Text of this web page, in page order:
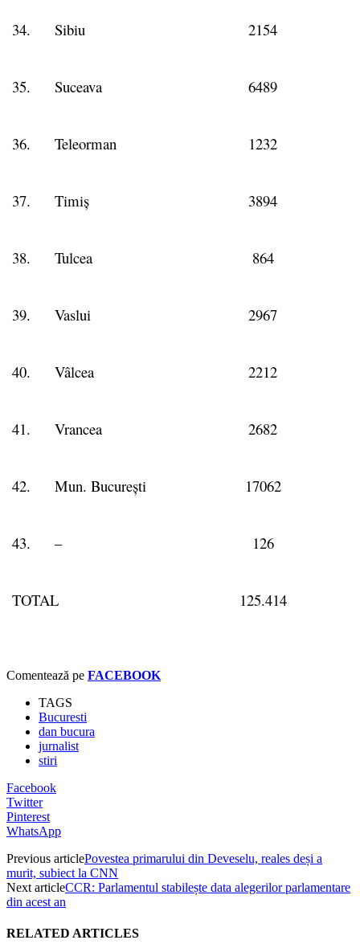
34. Sibiu 2154
35. Suceava 6489
36. Teleorman 1232
37. Timiș 3894
38. Tulcea 864
39. Vaslui 2967
40. Vâlcea 2212
41. Vrancea 2682
42. Mun. București 17062
43. – 126
TOTAL 125.414
Comentează pe FACEBOOK
TAGS
Bucuresti
dan bucura
jurnalist
stiri
Facebook
Twitter
Pinterest
WhatsApp
Previous articlePovestea primarului din Deveselu, reales deși a
murit, subiect la CNN
Next articleCCR: Parlamentul stabilește data alegerilor parlamentare
din acest an
RELATED ARTICLES